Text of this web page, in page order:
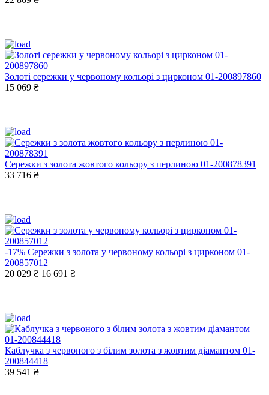
Золоті сережки у червоному кольорі з цирконом 01-200897860
15 069 ₴
Сережки з золота жовтого кольору з перлиною 01-200878391
33 716 ₴
-17% Сережки з золота у червоному кольорі з цирконом 01-
200857012
20 029 ₴ 16 691 ₴
Каблучка з червоного з білим золота з жовтим діамантом 01-
200844418
39 541 ₴